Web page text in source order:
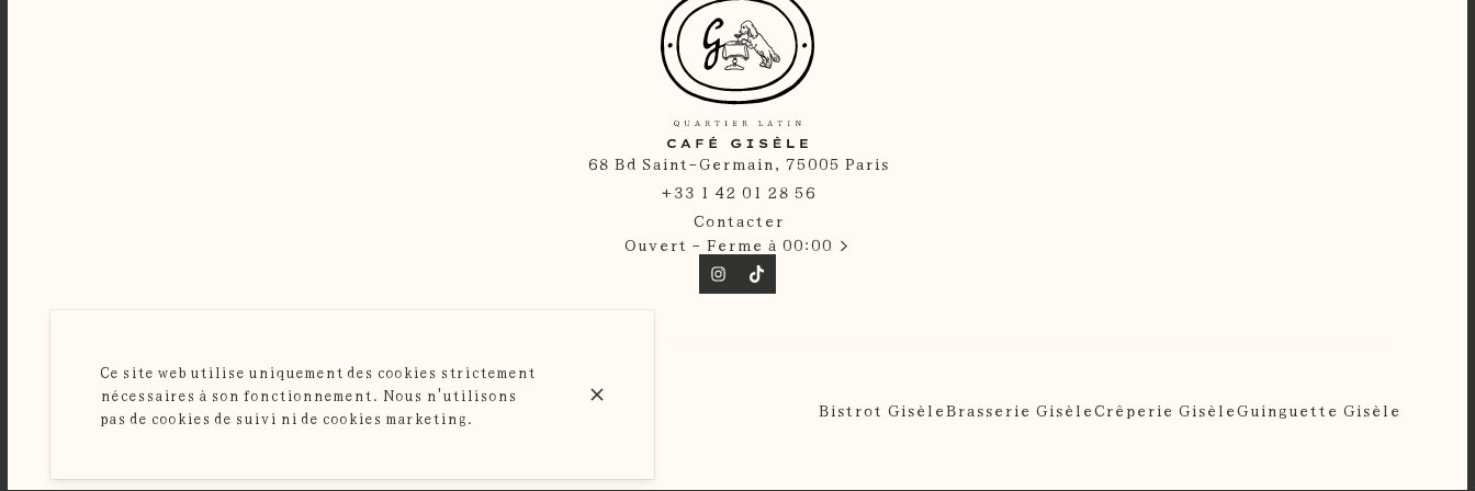
68 Bd Saint-Germain, 75005 Paris
+33 1 42 01 28 56
Contacter
Ouvert - Ferme à 00:00
GISÈLE GROUP Bistrot GisèleBrasserie GisèleCrêperie GisèleGuinguette Gisèle
Ce site web utilise uniquement des cookies strictement
nécessaires à son fonctionnement. Nous n'utilisons
pas de cookies de suivi ni de cookies marketing.